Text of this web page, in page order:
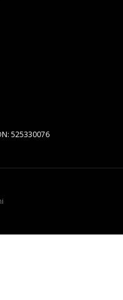
525330076